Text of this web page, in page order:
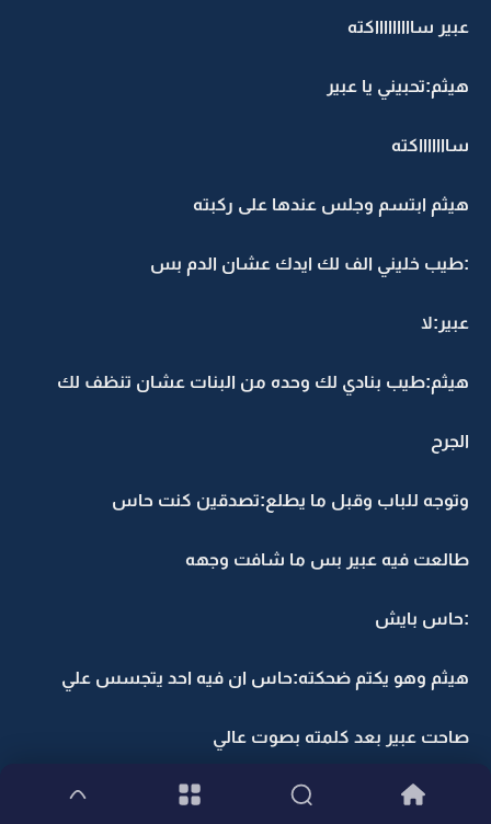
عبير ساااااااااكته
هيثم:تحبيني يا عبير
ساااااااكته
هيثم ابتسم وجلس عندها على ركبته
:طيب خليني الف لك ايدك عشان الدم بس
عبير:لا
هيثم:طيب بنادي لك وحده من البنات عشان تنظف لك
الجرح
وتوجه للباب وقبل ما يطلع:تصدقين كنت حاس
طالعت فيه عبير بس ما شافت وجهه
:حاس بايش
هيثم وهو يكتم ضحكته:حاس ان فيه احد يتجسس علي
صاحت عبير بعد كلمته بصوت عالي
وطلع هيثم فوق وهو يضحك واتصل في رانيا وقال لها تنزل